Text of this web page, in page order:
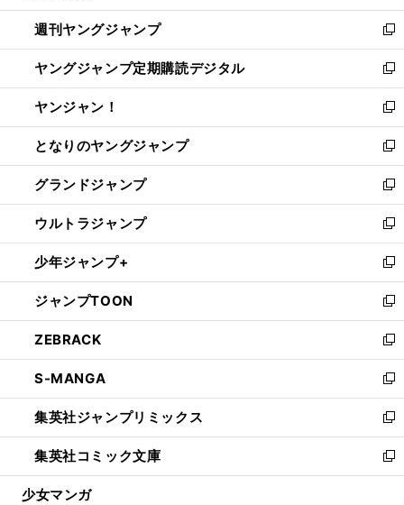
開
く
ウ
で
開
く
ン
ド
ウ
で
開
く
ウ
ィ
ン
ド
ウ
で
開
く
週刊ヤングジャンプ
新
し
い
ウ
ィ
ン
ド
ウ
で
開
く
ヤングジャンプ定期購読デジタル
新
し
い
ウ
ィ
ン
ド
ウ
で
開
く
ヤンジャン！
新
し
い
ウ
ィ
ン
ド
ウ
で
開
く
となりのヤングジャンプ
新
し
い
ウ
ィ
ン
ド
ウ
で
開
く
グランドジャンプ
新
し
い
ウ
ィ
ン
ド
ウ
で
開
く
ウルトラジャンプ
新
し
い
ウ
ィ
ン
ド
ウ
で
開
く
少年ジャンプ+
新
し
い
ウ
ィ
ン
ド
ウ
で
開
く
ジャンプTOON
新
し
い
ウ
ィ
ン
ド
ウ
で
開
ZEBRACK
新
し
い
ウ
ィ
ン
ド
ウ
S-MANGA
新
し
い
ウ
ィ
ン
集英社ジャンプリミックス
新
し
い
ウ
集英社コミック文庫
新
し
少女マンガ